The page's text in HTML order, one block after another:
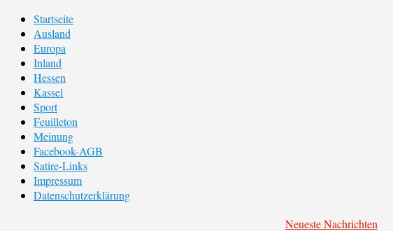
Startseite
Ausland
Europa
Inland
Hessen
Kassel
Sport
Feuilleton
Meinung
Facebook-AGB
Satire-Links
Impressum
Datenschutzerklärung
Neueste Nachrichten